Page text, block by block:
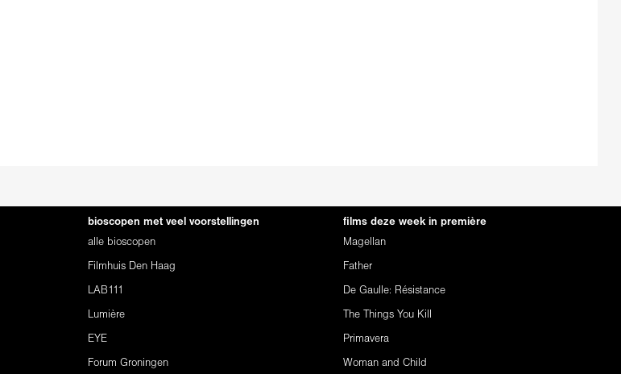
bioscopen met veel voorstellingen
alle bioscopen
Filmhuis Den Haag
LAB111
Lumière
EYE
Forum Groningen
films deze week in première
Magellan
Father
De Gaulle: Résistance
The Things You Kill
Primavera
Woman and Child